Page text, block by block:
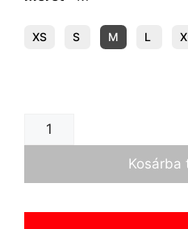
XS S M L
Kosárba